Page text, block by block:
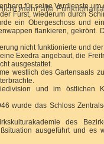
für seine Verdienste
Fürst, wiederum durch
ein Obergeschoss und
flankieren, gekrönt.
nicht funktionierte und
Exedra angebaut, die
ausgestattet.
westlich des Gartensaals
und im östlichen
wurde das Schloss
des
ausgeführt und
mehr alle